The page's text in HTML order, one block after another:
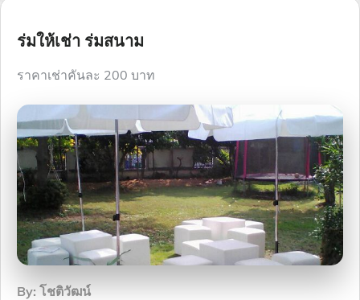
ร่มให้เช่า ร่มสนาม
ราคาเช่าคันละ 200 บาท
By: โชติวัฒน์